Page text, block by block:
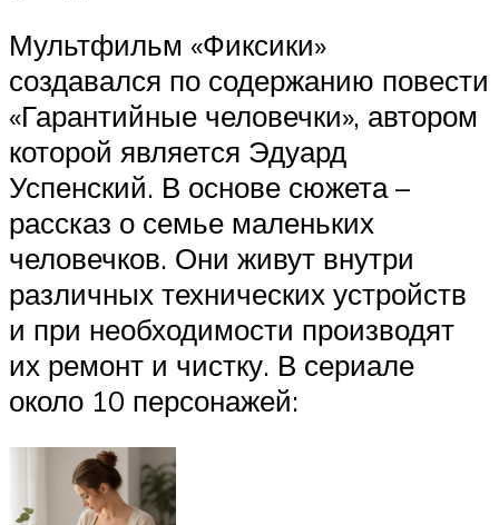
Мультфильм «Фиксики»
создавался по содержанию повести
«Гарантийные человечки», автором
которой является Эдуард
Успенский. В основе сюжета –
рассказ о семье маленьких
человечков. Они живут внутри
различных технических устройств
и при необходимости производят
их ремонт и чистку. В сериале
около 10 персонажей: